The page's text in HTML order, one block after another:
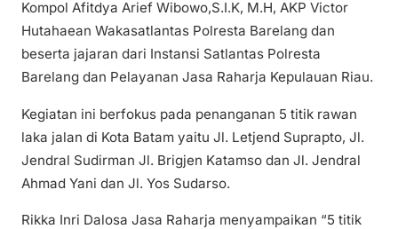
Kompol Afitdya Arief Wibowo,S.I.K, M.H, AKP Victor
Hutahaean Wakasatlantas Polresta Barelang dan
beserta jajaran dari Instansi Satlantas Polresta
Barelang dan Pelayanan Jasa Raharja Kepulauan Riau.
Kegiatan ini berfokus pada penanganan 5 titik rawan
laka jalan di Kota Batam yaitu Jl. Letjend Suprapto, Jl.
Jendral Sudirman Jl. Brigjen Katamso dan Jl. Jendral
Ahmad Yani dan Jl. Yos Sudarso.
Rikka Inri Dalosa Jasa Raharja menyampaikan “5 titik